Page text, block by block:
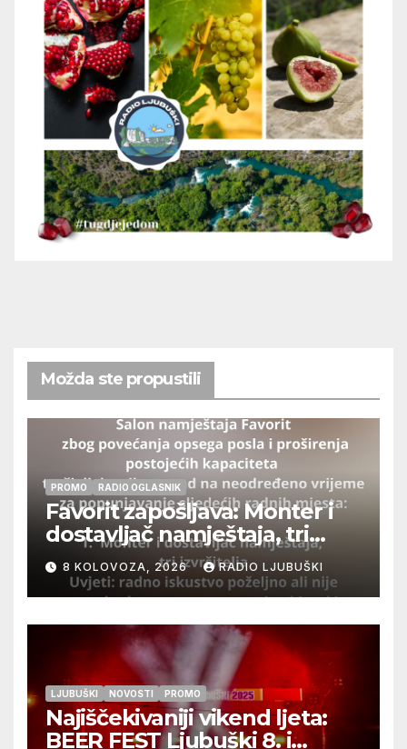
Možda ste propustili
PROMO RADIO OGLASNIK
Favorit zapošljava: Monter i
dostavljač namještaja, tri
izvršitelja
8 KOLOVOZA, 2026 RADIO LJUBUŠKI
LJUBUŠKI NOVOSTI PROMO
Najiščekivaniji vikend ljeta:
BEER FEST Ljubuški 8. i